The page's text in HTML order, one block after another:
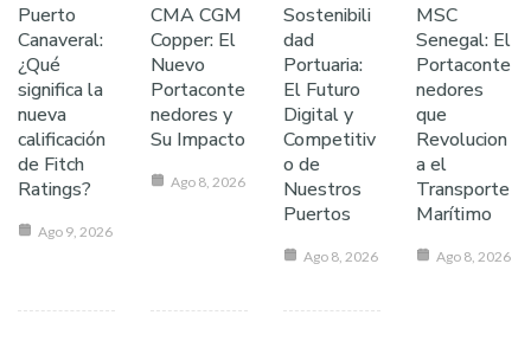
Puerto
Canaveral:
¿Qué
significa la
nueva
calificación
de Fitch
Ratings?
Ago 9, 2026
CMA CGM
Copper: El
Nuevo
Portaconte
nedores y
Su Impacto
Ago 8, 2026
Sostenibili
dad
Portuaria:
El Futuro
Digital y
Competitiv
o de
Nuestros
Puertos
Ago 8, 2026
MSC
Senegal: El
Portaconte
nedores
que
Revolucion
a el
Transporte
Marítimo
Ago 8, 2026